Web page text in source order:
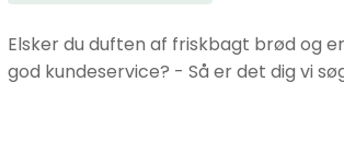
Elsker du duften af friskbagt brød og
god kundeservice? - Så er det dig vi